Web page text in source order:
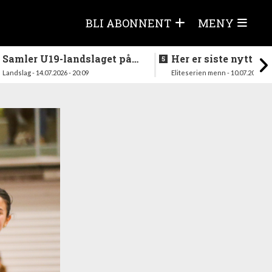
BLI ABONNENT MENY
Samler U19-landslaget på
nytt i august
Landslag - 14.07.2026 - 20:09
Her er siste nytt
season
Eliteserien menn - 10.07.2026 -